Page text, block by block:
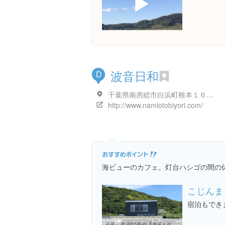
D 波音日和
千葉県南房総市白浜町根本１６２６-４
http://www.namiotobiyori.com/
海ビューのカフェ。灯台ハシゴの間の
こじん
宿泊もでき